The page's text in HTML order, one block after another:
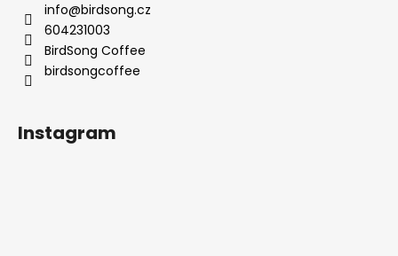
info@birdsong.cz
604231003
BirdSong Coffee
birdsongcoffee
Instagram